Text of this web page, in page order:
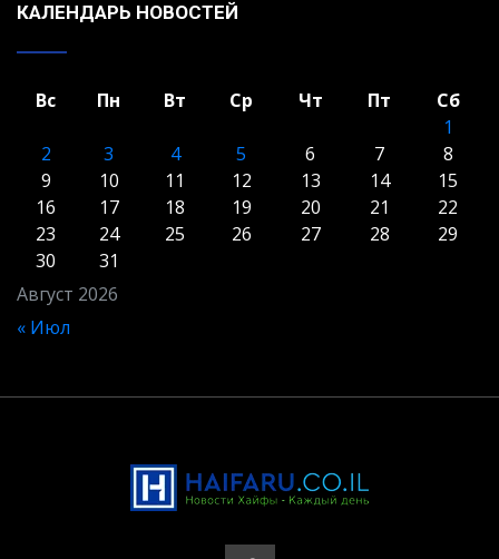
КАЛЕНДАРЬ НОВОСТЕЙ
Август 2026
Вс Пн Вт Ср Чт Пт
Сб
1
2
3 4 5 6 7
8
9
10 11 12 13 14
15
16
17 18 19 20 21
22
23
24 25 26 27 28
29
30
31
« Июл